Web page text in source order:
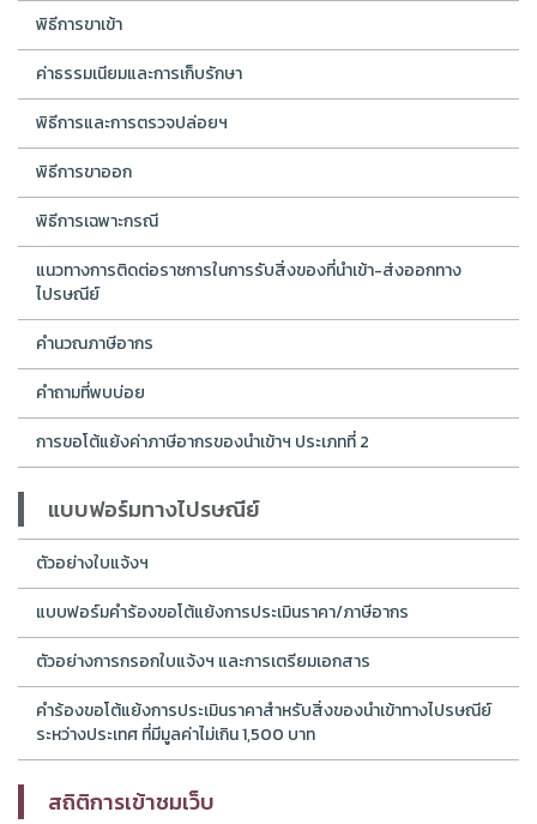
พิธีการขาเข้า
ค่าธรรมเนียมและการเก็บรักษา
พิธีการและการตรวจปล่อยฯ
พิธีการขาออก
พิธีการเฉพาะกรณี
แนวทางการติดต่อราชการในการรับสิ่งของที่นำเข้า-ส่งออกทาง
ไปรษณีย์
คำนวณภาษีอากร
คำถามที่พบบ่อย
การขอโต้แย้งค่าภาษีอากรของนำเข้าฯ ประเภทที่ 2
แบบฟอร์มทางไปรษณีย์
ตัวอย่างใบแจ้งฯ
แบบฟอร์มคำร้องขอโต้แย้งการประเมินราคา/ภาษีอากร
ตัวอย่างการกรอกใบแจ้งฯ และการเตรียมเอกสาร
คำร้องขอโต้แย้งการประเมินราคาสำหรับสิ่งของนำเข้าทางไปรษณีย์
ระหว่างประเทศ ที่มีมูลค่าไม่เกิน 1,500 บาท
สถิติการเข้าชมเว็บ